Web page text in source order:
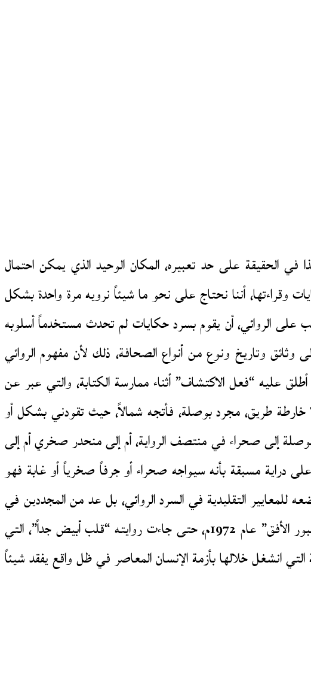
الحقيقة على حد تعبيره، المكان الوحيد الذي يمكن احتمال
وقراءتها، أننا نحتاج على نحو ما شيئاً نرويه مرة واحدة بشكل
الروائي، أن يقوم بسرد حكايات لم تحدث مستخدماً أسلوبه
وثائق وتاريخ ونوع من أنواع الصحافة، ذلك لأن مفهوم الروائي
عليه “فعل الاكتشاف” أثناء ممارسة الكتابة، والتي عبر عن
طريق، مجرد بوصلة، فأتجه شمالاً، حيث تقودني بشكل أو
إلى صحراء في منتصف الرواية، أم إلى منحدر صخري أم إلى
دراية مسبقة بأنه سيواجه صحراء أو جرفاً صخرياً أو غابة فهو
التقليدية في السرد الروائي، بل عد من المجددين في
الشكل الروائي، بداية بروايته الأولى “مجال الذئب” عام 1971م، ثم تأكيد هذه السمة المبتكرة في رواية “عبور الأفق” عام 1972م، حتى جاءت روايته “قلب أبيض جداً”، التي
انشغل خلالها بأزمة الإنسان المعاصر في ظل واقع يفقد شيئاً